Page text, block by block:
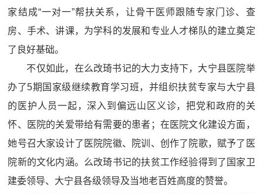
家结成“一对一”帮扶关系，让骨干医师跟随专家门诊、查
房、手术、讲课，为学科的发展和专业人才梯队的建立奠定
了良好基础。
不仅如此，在么改琦书记的大力支持下，大宁县医院举
办了5期国家级继续教育学习班，并组织扶贫专家与大宁县
的医护人员一起，深入到偏远山区义诊，把党和政府的关
怀、医院的关爱带给有需要的患者；在医院文化建设方面，
她号召大家设计了医院院徽、院训、创作了院歌，赋予了医
院新的文化内涵。么改琦书记的扶贫工作经验得到了国家卫
建委领导、大宁县各级领导及当地老百姓高度的赞誉。